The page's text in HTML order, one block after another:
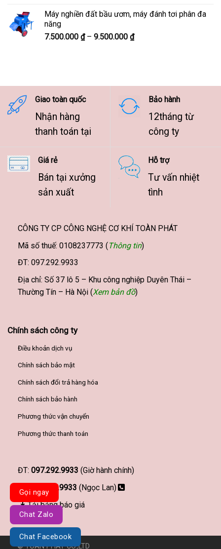
7.500.000 ₫
9.500.000 ₫
Máy nghiền đất bầu ươm, máy đánh tơi phân đa
năng
7.500.000 ₫ – 9.500.000 ₫Khoảng
9.500.000 ₫
Giao toàn quốc
Nhận hàng
thanh toán tại
Bảo hành
12tháng từ
công ty
Giá rẻ
Bán tại xưởng
sản xuất
Hỗ trợ
Tư vấn nhiệt
tình
CÔNG TY CP CÔNG NGHỆ CƠ KHÍ TOÀN PHÁT
Mã số thuế: 0108237773 (Thông tin)
ĐT: 097.292.9933
Địa chỉ: Số 37 lô 5 – Khu công nghiệp Duyên Thái –
Thường Tín – Hà Nội (Xem bản đồ)
Chính sách công ty
Điều khoản dịch vụ
Chính sách bảo mật
Chính sách đổi trả hàng hóa
Chính sách bảo hành
Phương thức vận chuyển
Phương thức thanh toán
ĐT: 097.292.9933 (Giờ hành chính)
097.292.9933 (Ngọc Lan)
Tải bảng báo giá
© TOÀN PHÁT CO.,LTD
Gọi ngay
Chat Zalo
Chat Facebook